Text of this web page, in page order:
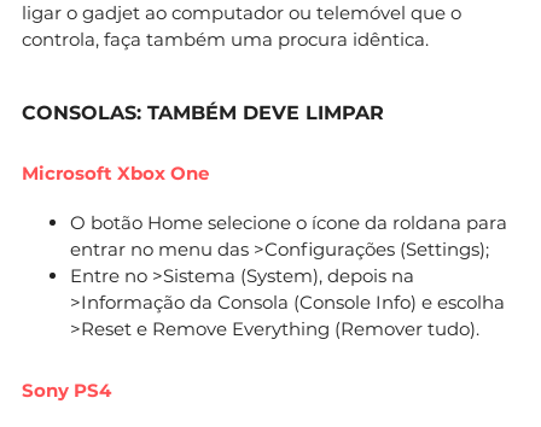
ligar o gadjet ao computador ou telemóvel que o
controla, faça também uma procura idêntica.
CONSOLAS: TAMBÉM DEVE LIMPAR
Microsoft Xbox One
O botão Home selecione o ícone da roldana para
entrar no menu das >Configurações (Settings);
Entre no >Sistema (System), depois na
>Informação da Consola (Console Info) e escolha
>Reset e Remove Everything (Remover tudo).
Sony PS4